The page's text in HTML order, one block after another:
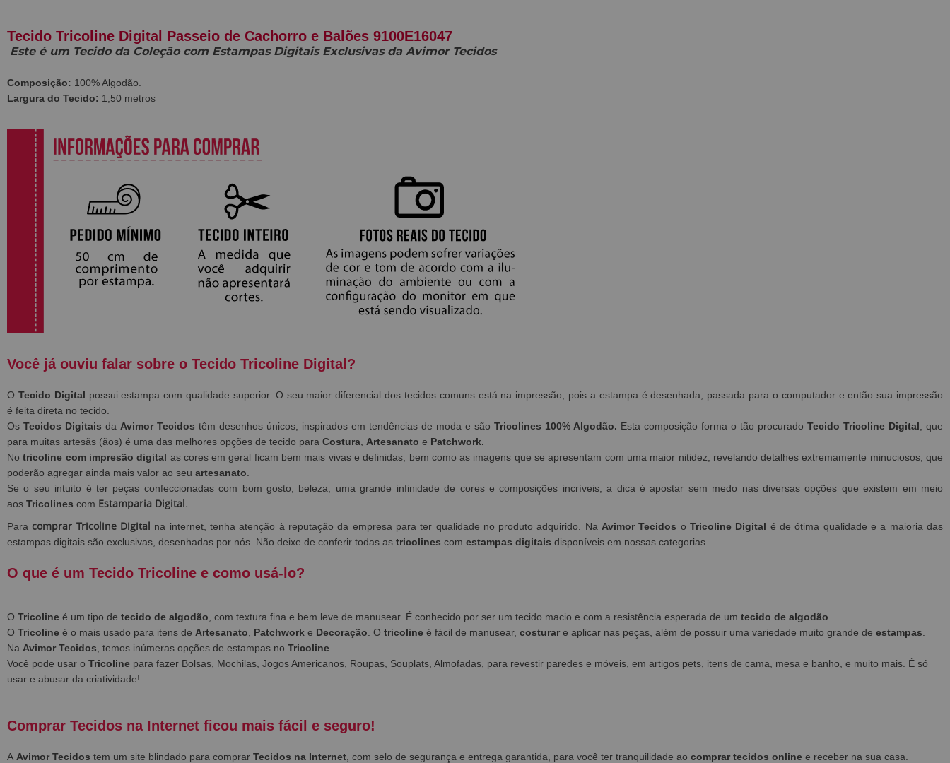
Tecido Tricoline Digital Passeio de Cachorro e Balões 9100E16047
Este é um Tecido da Coleção com Estampas Digitais Exclusivas da Avimor Tecidos
Composição: 100% Algodão.
Largura do Tecido: 1,50 metros
Você já ouviu falar sobre o Tecido Tricoline Digital?
O Tecido Digital possui estampa com qualidade superior. O seu maior diferencial dos tecidos comuns está na impressão, pois a estampa é desenhada, passada para o computador e então sua impressão
é feita direta no tecido.
Os Tecidos Digitais da Avimor Tecidos têm desenhos únicos, inspirados em tendências de moda e são Tricolines 100% Algodão. Esta composição forma o tão procurado Tecido Tricoline Digital , que
para muitas artesãs (ãos) é uma das melhores opções de tecido para Costura Artesanato e Patchwork.
Notricoline com impresão digital ascores em geral ficam bem mais vivas e definidas, bem como as imagens que se apresentam com uma maior nitidez, revelando detalhes extremamente minuciosos, que
poderão agregar ainda mais valor ao seu artesanato
Se o seu intuito é ter peças confeccionadas com bom gosto, beleza, uma grande infinidade de cores e composições incríveis, a dica é apostar sem medo nas diversas opções que existem em meio
aos Tricolines com Estamparia Digital.
Para comprar Tricoline Digital na internet, tenha atenção à reputação da empresa para ter qualidade no produto adquirido. Na Avimor Tecidos o Tricoline Digital é de ótima qualidade e a maioria das
estampas digitais são exclusivas, desenhadas por nós. Não deixe de conferir todas as tricolines com estampas digitais disponíveis em nossas categorias.
O que é um Tecido Tricoline e como usá-lo?
O Tricoline é um tipo de tecido de algodão , com textura fina e bem leve de manusear. É conhecido por ser um tecido macio e com a resistência esperada de um tecido de algodão
O Tricoline é o mais usado para itens de Artesanato Patchwork e Decoração . O tricoline é fácil de manusear, costurar e aplicar nas peças, além de possuir uma variedade muito grande de estampas
Na Avimor Tecidos , temos inúmeras opções de estampas no Tricoline
Você pode usar o Tricoline para fazer Bolsas, Mochilas, Jogos Americanos, Roupas, Souplats, Almofadas, para revestir paredes e móveis, em artigos pets, itens de cama, mesa e banho, e muito mais. É só
usar e abusar da criatividade!
Comprar Tecidos na Internet ficou mais fácil e seguro!
A Avimor Tecidos tem um site blindado para comprar Tecidos na Internet , com selo de segurança e entrega garantida, para você ter tranquilidade ao comprar tecidos online e receber na sua casa.